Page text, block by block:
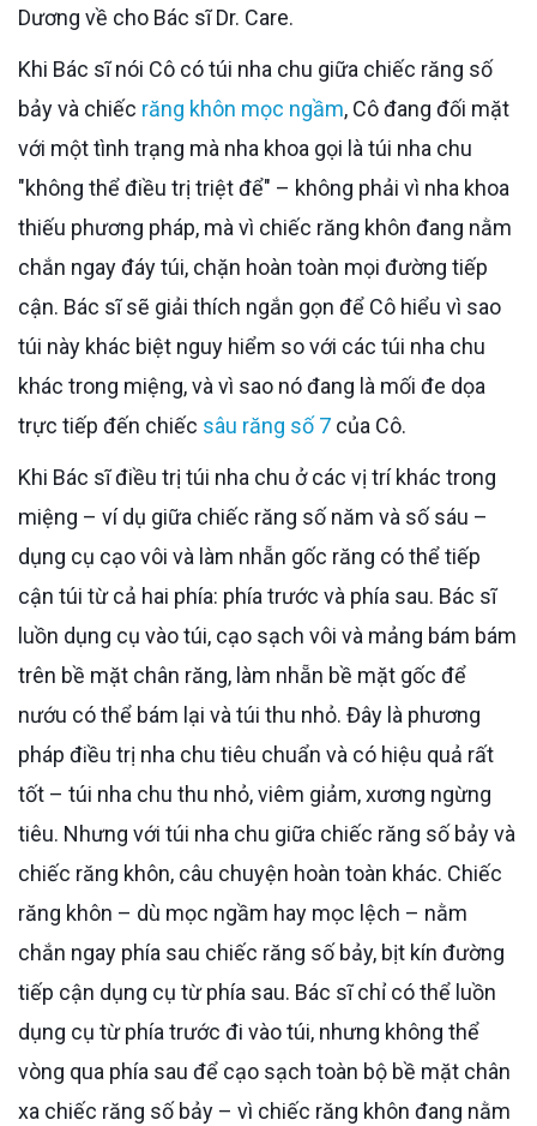
Dương về cho Bác sĩ Dr. Care.
Khi Bác sĩ nói Cô có túi nha chu giữa chiếc răng số
bảy và chiếc răng khôn mọc ngầm, Cô đang đối mặt
với một tình trạng mà nha khoa gọi là túi nha chu
"không thể điều trị triệt để" – không phải vì nha khoa
thiếu phương pháp, mà vì chiếc răng khôn đang nằm
chắn ngay đáy túi, chặn hoàn toàn mọi đường tiếp
cận. Bác sĩ sẽ giải thích ngắn gọn để Cô hiểu vì sao
túi này khác biệt nguy hiểm so với các túi nha chu
khác trong miệng, và vì sao nó đang là mối đe dọa
trực tiếp đến chiếc sâu răng số 7 của Cô.
Khi Bác sĩ điều trị túi nha chu ở các vị trí khác trong
miệng – ví dụ giữa chiếc răng số năm và số sáu –
dụng cụ cạo vôi và làm nhẵn gốc răng có thể tiếp
cận túi từ cả hai phía: phía trước và phía sau. Bác sĩ
luồn dụng cụ vào túi, cạo sạch vôi và mảng bám bám
trên bề mặt chân răng, làm nhẵn bề mặt gốc để
nướu có thể bám lại và túi thu nhỏ. Đây là phương
pháp điều trị nha chu tiêu chuẩn và có hiệu quả rất
tốt – túi nha chu thu nhỏ, viêm giảm, xương ngừng
tiêu. Nhưng với túi nha chu giữa chiếc răng số bảy và
chiếc răng khôn, câu chuyện hoàn toàn khác. Chiếc
răng khôn – dù mọc ngầm hay mọc lệch – nằm
chắn ngay phía sau chiếc răng số bảy, bịt kín đường
tiếp cận dụng cụ từ phía sau. Bác sĩ chỉ có thể luồn
dụng cụ từ phía trước đi vào túi, nhưng không thể
vòng qua phía sau để cạo sạch toàn bộ bề mặt chân
xa chiếc răng số bảy – vì chiếc răng khôn đang nằm